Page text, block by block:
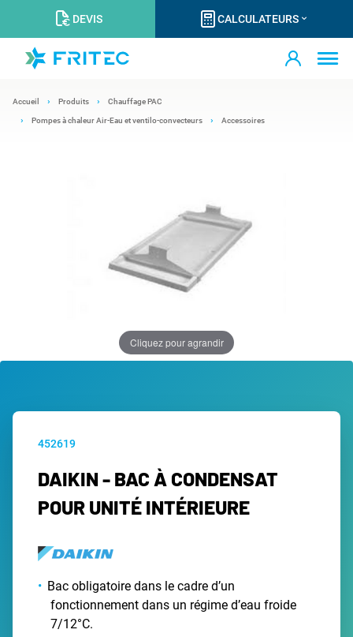
DEVIS CALCULATEURS
Accueil Produits Chauffage PAC
Pompes à chaleur Air-Eau et ventilo-convecteurs Accessoires
Cliquez pour agrandir
452619
DAIKIN - BAC À CONDENSAT
POUR UNITÉ INTÉRIEURE
Bac obligatoire dans le cadre d’un
fonctionnement dans un régime d’eau froide
7/12°C.